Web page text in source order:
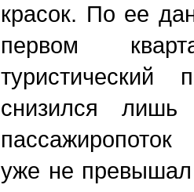
красок. По ее
первом
туристический
снизился
уже не превышал